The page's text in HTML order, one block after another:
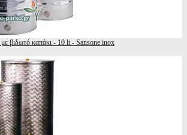
με βιδωτό καπάκι - 10 lt - Sansone inox